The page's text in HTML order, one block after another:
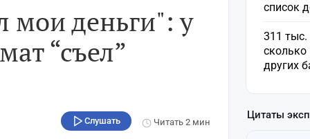
мои деньги": у
“съел”
Слушать Читать2 мин
список
311 тыс.
других
Цитаты